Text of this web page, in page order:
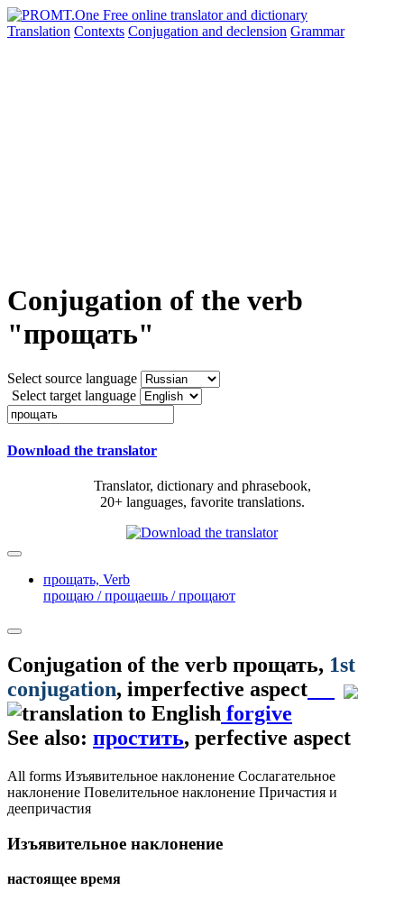
Translation Contexts Conjugation and declension Grammar
Conjugation of the verb
"прощать"
Select source language
Select target language
Download the translator
Translator, dictionary and phrasebook,
20+ languages, favorite translations.
прощать, Verb
прощаю / прощаешь / прощают
Conjugation of the verb прощать, 1st
conjugation, imperfective aspect
forgive
See also: простить, perfective aspect
All forms Изъявительное наклонение Сослагательное
наклонение Повелительное наклонение Причастия и
деепричастия
Изъявительное наклонение
настоящее время